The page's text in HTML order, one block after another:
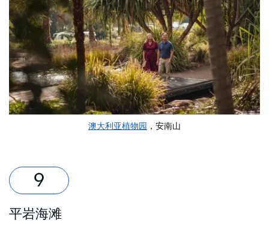
澳大利亚植物园 ，安南山
平岩海滩